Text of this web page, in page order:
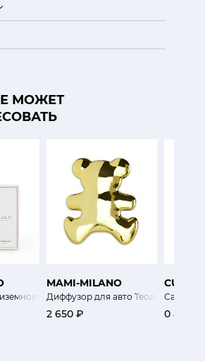
МОЖЕТ
Mediterranea 500мл
MAMI-MILANO
Диффузор для авто Теодоро
2 650 ₽
CULTI-
Саше
0 ₽